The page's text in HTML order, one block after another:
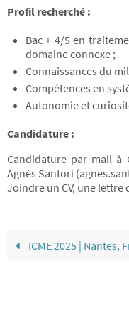
Profil recherché :
Bac + 4/5 en
domaine connexe ;
Connaissances du
Compétences en
Autonomie et
Candidature :
Candidature par mail à
Agnès Santori
Joindre un CV, une
ICME 2025 | Nantes,